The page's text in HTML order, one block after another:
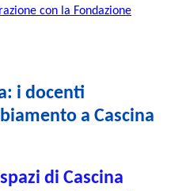
con la Fondazione
i docenti
a Cascina
di Cascina